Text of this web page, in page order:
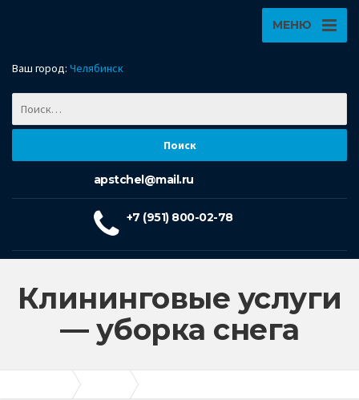
Ваш город: Челябинск
МЕНЮ
apstchel@mail.ru
+7 (951) 800-02-78
Клининговые услуги
— уборка снега